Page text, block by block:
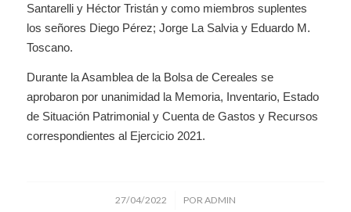
Santarelli y Héctor Tristán y como miembros suplentes
los señores Diego Pérez; Jorge La Salvia y Eduardo M.
Toscano.
Durante la Asamblea de la Bolsa de Cereales se
aprobaron por unanimidad la Memoria, Inventario, Estado
de Situación Patrimonial y Cuenta de Gastos y Recursos
correspondientes al Ejercicio 2021.
27/04/2022
/ POR ADMIN